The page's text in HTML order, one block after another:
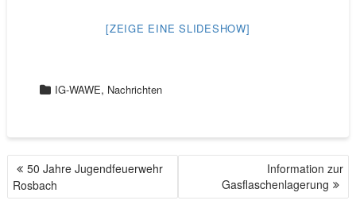
[ZEIGE EINE SLIDESHOW]
IG-WAWE, Nachrichten
B
E
50 Jahre Jugendfeuerwehr
Rosbach
Information zur
Gasflaschenlagerung